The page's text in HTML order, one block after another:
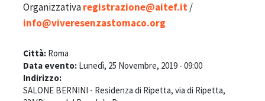
Organizzativaregistrazione@aitef.it/
info@viveresenzastomaco.org
Città: Roma
Data evento: Lunedì, 25 Novembre, 2019 - 09:00
Indirizzo:
SALONE BERNINI - Residenza di Ripetta, via di Ripetta,